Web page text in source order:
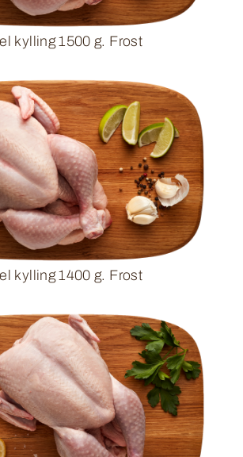
kylling 1500 g. Frost
kylling 1400 g. Frost